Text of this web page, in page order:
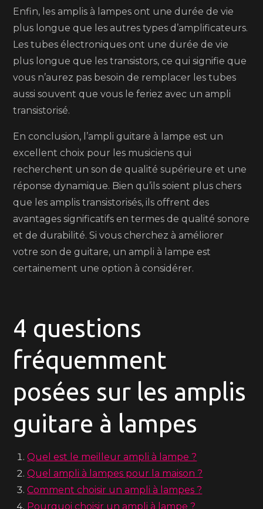
Enfin, les amplis à lampes ont une durée de vie
plus longue que les autres types d’amplificateurs.
Les tubes électroniques ont une durée de vie
plus longue que les transistors, ce qui signifie que
vous n’aurez pas besoin de remplacer les tubes
aussi souvent que vous le feriez avec un ampli
transistorisé.
En conclusion, l’ampli guitare à lampe est un
excellent choix pour les musiciens qui
recherchent un son de qualité supérieure et une
réponse dynamique. Bien qu’ils soient plus chers
que les amplis transistorisés, ils offrent des
avantages significatifs en termes de qualité sonore
et de durabilité. Si vous cherchez à améliorer
votre son de guitare, un ampli à lampe est
certainement une option à considérer.
4 questions
fréquemment
posées sur les amplis
guitare à lampes
Quel est le meilleur ampli à lampe ?
Quel ampli à lampes pour la maison ?
Comment choisir un ampli à lampes ?
Pourquoi choisir un ampli à lampe ?